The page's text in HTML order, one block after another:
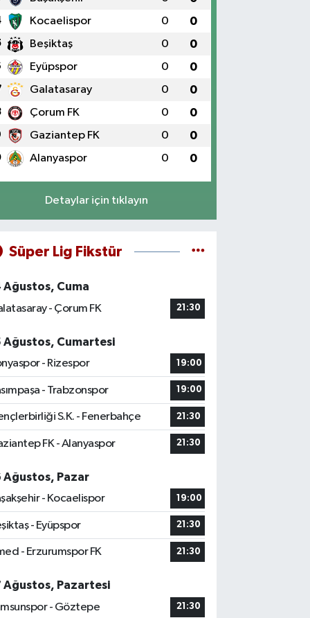
Kocaelispor 0 0
Beşiktaş 0 0
Eyüpspor 0 0
Galatasaray 0 0
Çorum FK 0 0
Gaziantep FK 0 0
Alanyaspor 0 0
Detaylar için tıklayın
Süper Lig Fikstür
Ağustos, Cuma
- Çorum FK
21:30
Ağustos, Cumartesi
- Rizespor
19:00
- Trabzonspor 19:00
S.K. - Fenerbahçe 21:30
FK - Alanyaspor 21:30
Ağustos, Pazar
- Kocaelispor
19:00
- Eyüpspor 21:30
- Erzurumspor FK 21:30
Ağustos, Pazartesi
- Göztepe
21:30